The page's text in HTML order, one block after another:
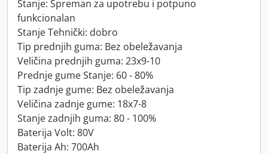
Stanje: Spreman za upotrebu i potpuno
funkcionalan
Stanje Tehnički: dobro
Tip prednjih guma: Bez obeležavanja
Veličina prednjih guma: 23x9-10
Prednje gume Stanje: 60 - 80%
Tip zadnje gume: Bez obeležavanja
Veličina zadnje gume: 18x7-8
Stanje zadnjih guma: 80 - 100%
Baterija Volt: 80V
Baterija Ah: 700Ah